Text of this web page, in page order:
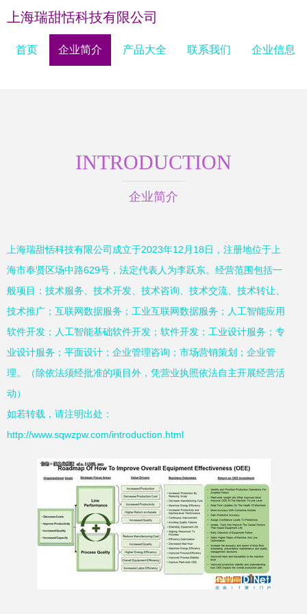
上海瑞甜恬科技有限公司
首页 企业简介 产品大全 联系我们 企业信息
INTRODUCTION
企业简介
上海瑞甜恬科技有限公司成立于2023年12月18日，注册地位于上
海市奉贤区场中路629号，法定代表人为李跃东。经营范围包括一
般项目：技术服务、技术开发、技术咨询、技术交流、技术转让、
技术推广；互联网数据服务；工业互联网数据服务；人工智能应用
软件开发；人工智能基础软件开发；软件开发；工业设计服务；专
业设计服务；平面设计；企业管理咨询；市场营销策划；企业管
理。（除依法须经批准的项目外，凭营业执照依法自主开展经营活
动）
如若转载，请注明出处：
http://www.sqwzpw.com/introduction.html